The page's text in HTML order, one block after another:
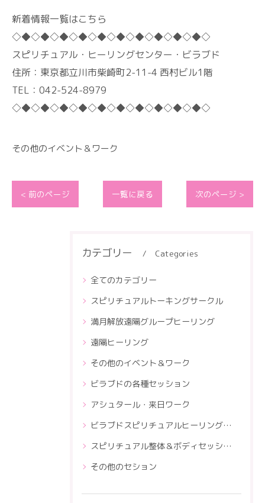
新着情報一覧はこちら
◇◆◇◆◇◆◇◆◇◆◇◆◇◆◇◆◇◆◇◆◇
スピリチュアル・ヒーリングセンター・ビラブド
住所：東京都立川市柴崎町2-11-4 西村ビル1階
TEL：042-524-8979
◇◆◇◆◇◆◇◆◇◆◇◆◇◆◇◆◇◆◇◆◇
その他のイベント＆ワーク
< 前のページ 一覧に戻る 次のページ >
カテゴリー Categories
全てのカテゴリー
スピリチュアルトーキングサークル
満月解放遠隔グループヒーリング
遠隔ヒーリング
その他のイベント＆ワーク
ビラブドの各種セッション
アシュタール・来日ワーク
ビラブドスピリチュアルヒーリングスクール
スピリチュアル整体＆ボディセッションスクール
その他のセション